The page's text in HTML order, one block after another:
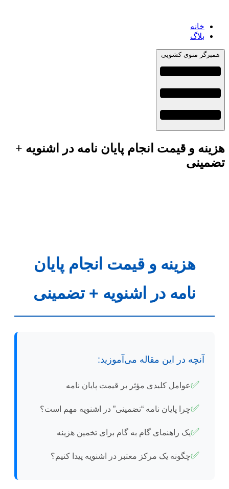
خانه
بلاگ
همبرگر منوی کشویی
هزینه و قیمت انجام پایان نامه در اشنویه +
تضمینی
هزینه و قیمت انجام پایان
نامه در اشنویه + تضمینی
آنچه در این مقاله می‌آموزید:
✅عوامل کلیدی مؤثر بر قیمت پایان نامه
✅چرا پایان نامه “تضمینی” در اشنویه مهم است؟
✅یک راهنمای گام به گام برای تخمین هزینه
✅چگونه یک مرکز معتبر در اشنویه پیدا کنیم؟